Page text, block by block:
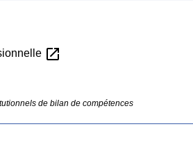
open_in_new
de bilan de compétences